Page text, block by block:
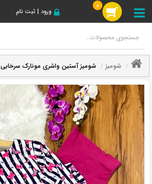
ورود | ثبت نام
0
شومیز شومیز آستین واشری مونارک سرخابی